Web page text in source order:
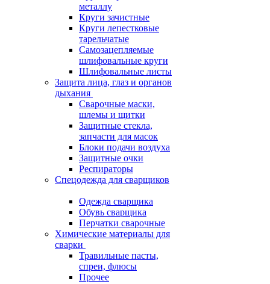
металлу
Круги зачистные
Круги лепестковые
тарельчатые
Самозацепляемые
шлифовальные круги
Шлифовальные листы
Защита лица, глаз и органов
дыхания
Сварочные маски,
шлемы и щитки
Защитные стекла,
запчасти для масок
Блоки подачи воздуха
Защитные очки
Респираторы
Спецодежда для сварщиков
Одежда сварщика
Обувь сварщика
Перчатки сварочные
Химические материалы для
сварки
Травильные пасты,
спреи, флюсы
Прочее